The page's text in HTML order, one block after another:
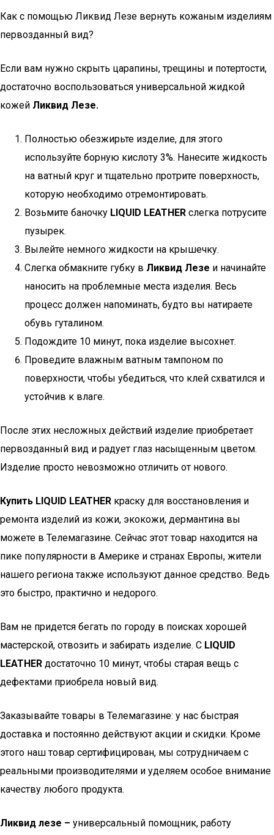
Как с помощью Ликвид Лезе вернуть кожаным изделиям
первозданный вид?
Если вам нужно скрыть царапины, трещины и потертости,
достаточно воспользоваться универсальной жидкой
кожей Ликвид Лезе.
Полностью обезжирьте изделие, для этого
используйте борную кислоту 3%. Нанесите жидкость
на ватный круг и тщательно протрите поверхность,
которую необходимо отремонтировать.
Возьмите баночку LIQUID LEATHER слегка потрусите
пузырек.
Вылейте немного жидкости на крышечку.
Слегка обмакните губку в Ликвид Лезе и начинайте
наносить на проблемные места изделия. Весь
процесс должен напоминать, будто вы натираете
обувь гуталином.
Подождите 10 минут, пока изделие высохнет.
Проведите влажным ватным тампоном по
поверхности, чтобы убедиться, что клей схватился и
устойчив к влаге.
После этих несложных действий изделие приобретает
первозданный вид и радует глаз насыщенным цветом.
Изделие просто невозможно отличить от нового.
Купить LIQUID LEATHER краску для восстановления и
ремонта изделий из кожи, экокожи, дермантина вы
можете в Телемагазине. Сейчас этот товар находится на
пике популярности в Америке и странах Европы, жители
нашего региона также используют данное средство. Ведь
это быстро, практично и недорого.
Вам не придется бегать по городу в поисках хорошей
мастерской, отвозить и забирать изделие. С LIQUID
LEATHER достаточно 10 минут, чтобы старая вещь с
дефектами приобрела новый вид.
Заказывайте товары в Телемагазине: у нас быстрая
доставка и постоянно действуют акции и скидки. Кроме
этого наш товар сертифицирован, мы сотрудничаем с
реальными производителями и уделяем особое внимание
качеству любого продукта.
Ликвид лезе – универсальный помощник, работу